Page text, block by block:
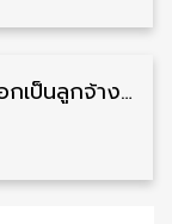
ธนาคารออมสิน รับสมัครบุคคลภายนอกเป็นลูกจ้าง วุฒิ ป.ตรี หลายจังหวัด รับสมัครด้วยตนเอง